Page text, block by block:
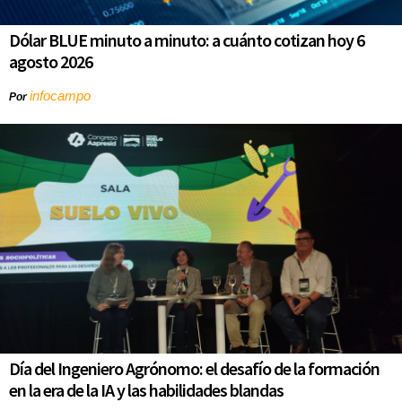
Dólar BLUE minuto a minuto: a cuánto cotizan hoy 6
agosto 2026
Porinfocampo
Día del Ingeniero Agrónomo: el desafío de la formación
en la era de la IA y las habilidades blandas